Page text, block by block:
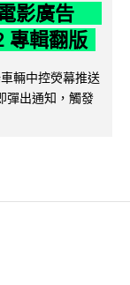
影廣告
專輯翻版
輛中控熒幕推送
彈出通知，觸發